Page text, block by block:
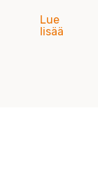
Lue
lisää